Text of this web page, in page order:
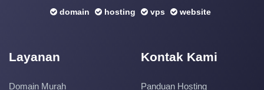
domain hosting vps website
Layanan
Domain Murah
Kontak Kami
Panduan Hosting